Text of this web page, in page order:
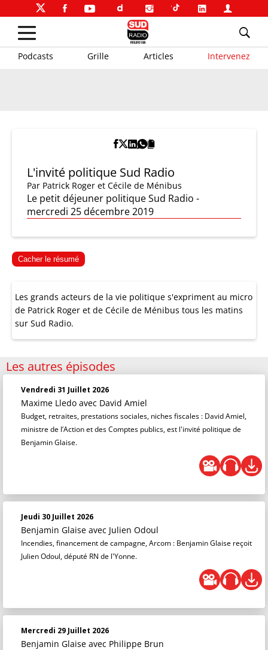
Podcasts Grille Articles Intervenez
L'invité politique Sud Radio
Par Patrick Roger et Cécile de Ménibus
Le petit déjeuner politique Sud Radio -
mercredi 25 décembre 2019
Cacher le résumé
Les grands acteurs de la vie politique s'expriment au micro
de Patrick Roger et de Cécile de Ménibus tous les matins
sur Sud Radio.
Les autres épisodes
Vendredi 31 Juillet 2026
Maxime Lledo avec David Amiel
Budget, retraites, prestations sociales, niches fiscales : David Amiel,
ministre de l’Action et des Comptes publics, est l'invité politique de
Benjamin Glaise.
Jeudi 30 Juillet 2026
Benjamin Glaise avec Julien Odoul
Incendies, financement de campagne, Arcom : Benjamin Glaise reçoit
Julien Odoul, député RN de l'Yonne.
Mercredi 29 Juillet 2026
Benjamin Glaise avec Philippe Brun